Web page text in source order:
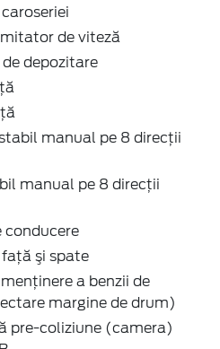
de viteză
depozitare
manual pe 8 direcţii
manual pe 8 direcţii
conducere
şi spate
a benzii de
margine de drum)
pre-coliziune (camera)